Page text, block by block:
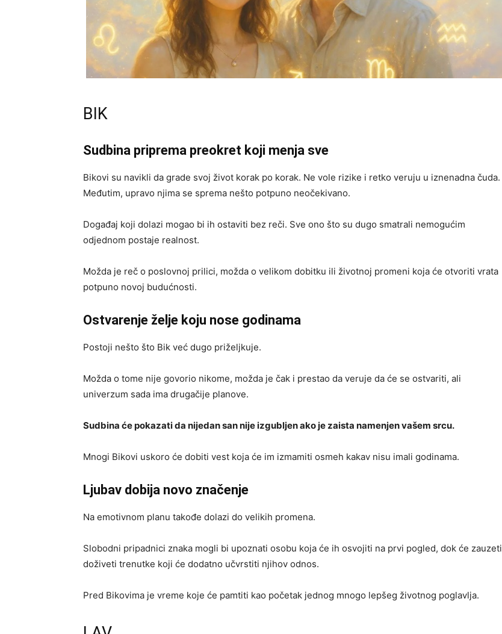
BIK
Sudbina priprema preokret koji menja sve
Bikovi su navikli da grade svoj život korak po korak. Ne vole rizike i retko veruju u iznenadna čuda.
Međutim, upravo njima se sprema nešto potpuno neočekivano.
Događaj koji dolazi mogao bi ih ostaviti bez reči. Sve ono što su dugo smatrali nemogućim
odjednom postaje realnost.
Možda je reč o poslovnoj prilici, možda o velikom dobitku ili životnoj promeni koja će otvoriti vrata
potpuno novoj budućnosti.
Ostvarenje želje koju nose godinama
Postoji nešto što Bik već dugo priželjkuje.
Možda o tome nije govorio nikome, možda je čak i prestao da veruje da će se ostvariti, ali
univerzum sada ima drugačije planove.
Sudbina će pokazati da nijedan san nije izgubljen ako je zaista namenjen vašem srcu.
Mnogi Bikovi uskoro će dobiti vest koja će im izmamiti osmeh kakav nisu imali godinama.
Ljubav dobija novo značenje
Na emotivnom planu takođe dolazi do velikih promena.
Slobodni pripadnici znaka mogli bi upoznati osobu koja će ih osvojiti na prvi pogled, dok će zauzeti
doživeti trenutke koji će dodatno učvrstiti njihov odnos.
Pred Bikovima je vreme koje će pamtiti kao početak jednog mnogo lepšeg životnog poglavlja.